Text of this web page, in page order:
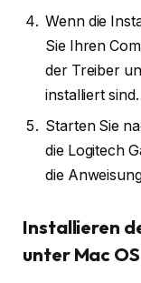
Wenn die
Sie Ihren
der Treiber
installiert sind.
Starten Sie
die Logitech
die
Installieren
unter Mac OS